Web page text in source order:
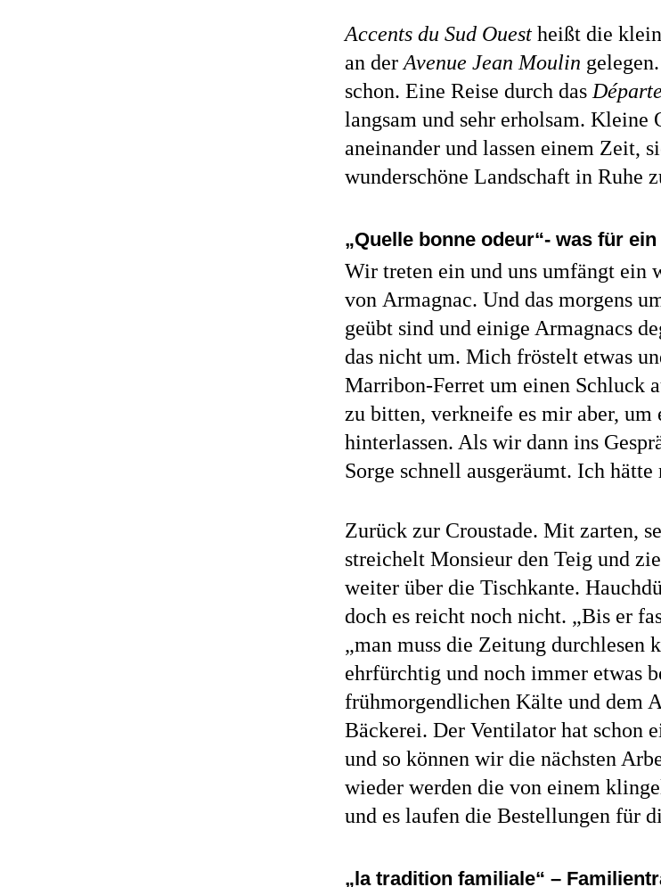
Accents du Sud Ouest heißt die
an derAvenue Jean Moulin
schon. Eine Reise durch das
langsam und sehr erholsam. Kleine
aneinander und lassen einem Zeit,
wunderschöne Landschaft in Ruhe
„Quelle bonne odeur“- was für
Wir treten ein und uns umfängt ein
von Armagnac. Und das morgens
geübt sind und einige Armagnacs
das nicht um. Mich fröstelt etwas
Marribon-Ferret um einen Schluck
zu bitten, verkneife es mir aber,
hinterlassen. Als wir dann ins
Sorge schnell ausgeräumt. Ich
Zurück zur Croustade. Mit zarten,
streichelt Monsieur den Teig und
weiter über die Tischkante.
doch es reicht noch nicht. „Bis er
„man muss die Zeitung durchlesen
ehrfürchtig und noch immer etwas
frühmorgendlichen Kälte und dem
Bäckerei. Der Ventilator hat schon
und so können wir die nächsten
wieder werden die von einem
und es laufen die Bestellungen für
„la tradition familiale“ –